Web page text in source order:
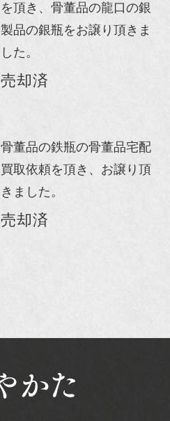
を頂き、骨董品の龍口の銀
製品の銀瓶をお譲り頂きま
した。
売却済
骨董品の鉄瓶の骨董品宅配
買取依頼を頂き、お譲り頂
きました。
売却済